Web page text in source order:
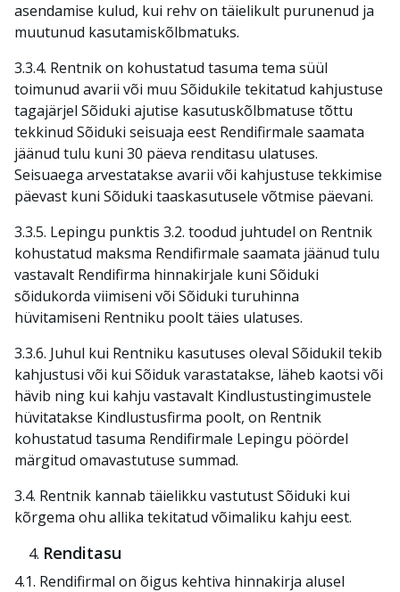
asendamise kulud, kui rehv on täielikult purunenud ja
muutunud kasutamiskõlbmatuks.
3.3.4. Rentnik on kohustatud tasuma tema süül
toimunud avarii või muu Sõidukile tekitatud kahjustuse
tagajärjel Sõiduki ajutise kasutuskõlbmatuse tõttu
tekkinud Sõiduki seisuaja eest Rendifirmale saamata
jäänud tulu kuni 30 päeva renditasu ulatuses.
Seisuaega arvestatakse avarii või kahjustuse tekkimise
päevast kuni Sõiduki taaskasutusele võtmise päevani.
3.3.5. Lepingu punktis 3.2. toodud juhtudel on Rentnik
kohustatud maksma Rendifirmale saamata jäänud tulu
vastavalt Rendifirma hinnakirjale kuni Sõiduki
sõidukorda viimiseni või Sõiduki turuhinna
hüvitamiseni Rentniku poolt täies ulatuses.
3.3.6. Juhul kui Rentniku kasutuses oleval Sõidukil tekib
kahjustusi või kui Sõiduk varastatakse, läheb kaotsi või
hävib ning kui kahju vastavalt Kindlustustingimustele
hüvitatakse Kindlustusfirma poolt, on Rentnik
kohustatud tasuma Rendifirmale Lepingu pöördel
märgitud omavastutuse summad.
3.4. Rentnik kannab täielikku vastutust Sõiduki kui
kõrgema ohu allika tekitatud võimaliku kahju eest.
Renditasu
4.1. Rendifirmal on õigus kehtiva hinnakirja alusel